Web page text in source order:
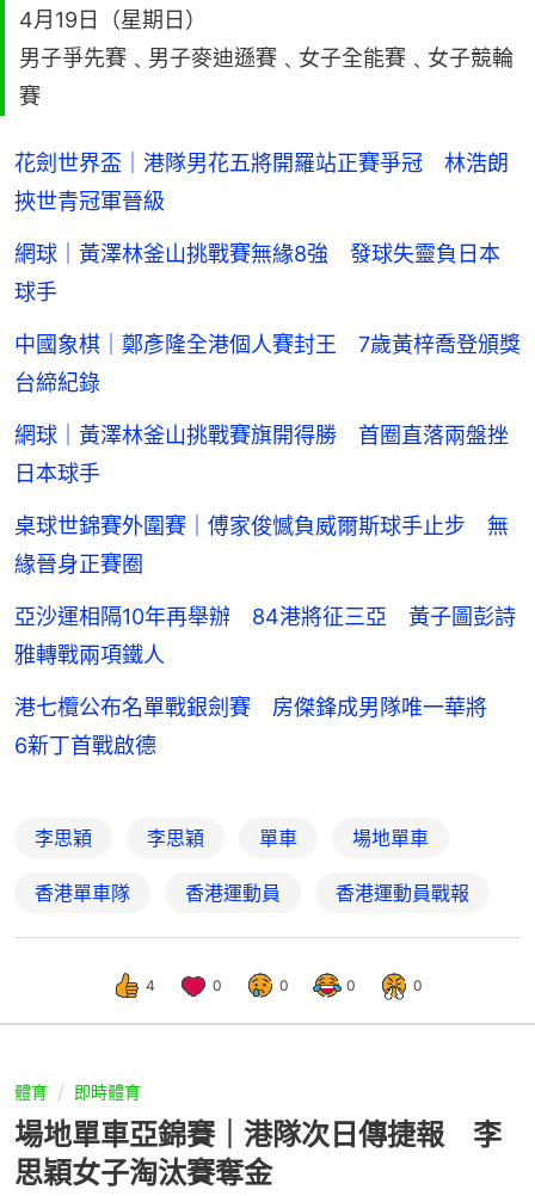
4月19日（星期日）
男子爭先賽﹑男子麥迪遜賽﹑女子全能賽﹑女子競輪
賽
花劍世界盃｜港隊男花五將開羅站正賽爭冠 林浩朗
挾世青冠軍晉級
網球｜黃澤林釜山挑戰賽無緣8強 發球失靈負日本
球手
中國象棋｜鄭彥隆全港個人賽封王 7歲黃梓喬登頒獎
台締紀錄
網球｜黃澤林釜山挑戰賽旗開得勝 首圈直落兩盤挫
日本球手
桌球世錦賽外圍賽｜傅家俊憾負威爾斯球手止步 無
緣晉身正賽圈
亞沙運相隔10年再舉辦 84港將征三亞 黃子圖彭詩
雅轉戰兩項鐵人
港七欖公布名單戰銀劍賽 房傑鋒成男隊唯一華將
6新丁首戰啟德
李思穎 李思穎 單車 場地單車
香港單車隊 香港運動員 香港運動員戰報
4 0 0 0 0
體育 即時體育
場地單車亞錦賽｜港隊次日傳捷報 李
思穎女子淘汰賽奪金